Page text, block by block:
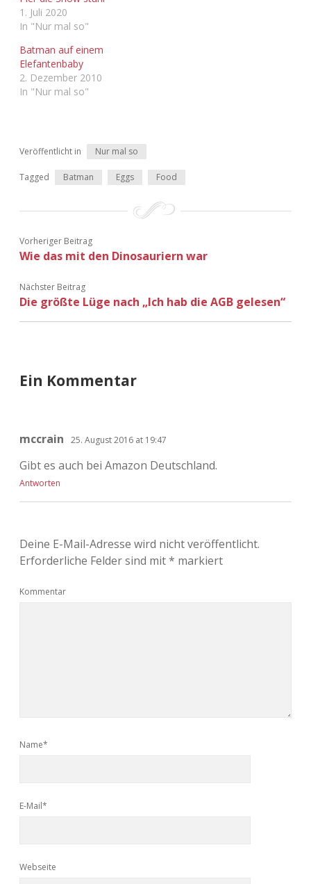
Adventskalender 2019
Adventskalender 2022
1. Juli 2020
In "Nur mal so"
Batman auf einem
Elefantenbaby
2. Dezember 2010
In "Nur mal so"
Veröffentlicht in Nur mal so
Tagged Batman Eggs Food
Vorheriger Beitrag
Wie das mit den Dinosauriern war
Nächster Beitrag
Die größte Lüge nach „Ich hab die AGB gelesen“
Ein Kommentar
mccrain 25. August 2016 at 19:47
Gibt es auch bei Amazon Deutschland.
Antworten
Deine E-Mail-Adresse wird nicht veröffentlicht.
Erforderliche Felder sind mit* markiert
Kommentar
Name*
E-Mail*
Webseite